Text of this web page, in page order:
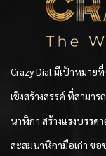
Crazy Dial มีเป้าหมาย
เชิงสร้างสรรค์ ที่สามา
นาฬิกา สร้างแรงบรร
สะสมนาฬิกามือเก่า ข